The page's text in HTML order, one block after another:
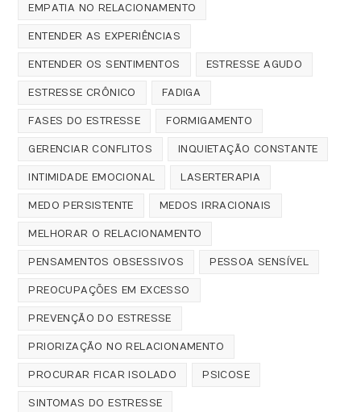
EMPATIA NO RELACIONAMENTO
ENTENDER AS EXPERIÊNCIAS
ENTENDER OS SENTIMENTOS ESTRESSE AGUDO
ESTRESSE CRÔNICO FADIGA
FASES DO ESTRESSE FORMIGAMENTO
GERENCIAR CONFLITOS INQUIETAÇÃO CONSTANTE
INTIMIDADE EMOCIONAL LASERTERAPIA
MEDO PERSISTENTE MEDOS IRRACIONAIS
MELHORAR O RELACIONAMENTO
PENSAMENTOS OBSESSIVOS PESSOA SENSÍVEL
PREOCUPAÇÕES EM EXCESSO
PREVENÇÃO DO ESTRESSE
PRIORIZAÇÃO NO RELACIONAMENTO
PROCURAR FICAR ISOLADO PSICOSE
SINTOMAS DO ESTRESSE